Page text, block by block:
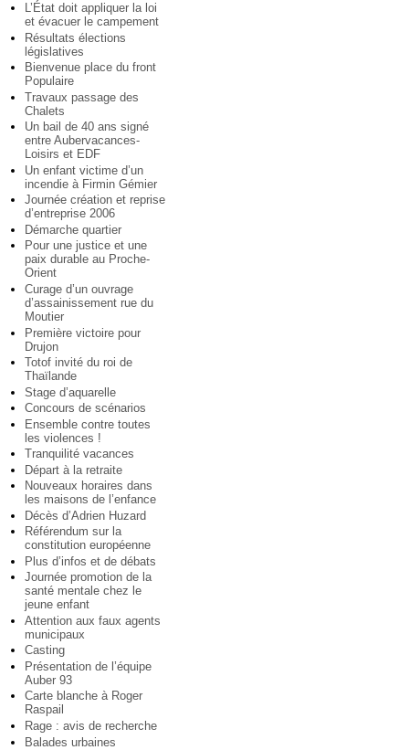
L’État doit appliquer la loi
et évacuer le campement
Résultats élections
législatives
Bienvenue place du front
Populaire
Travaux passage des
Chalets
Un bail de 40 ans signé
entre Aubervacances-
Loisirs et EDF
Un enfant victime d’un
incendie à Firmin Gémier
Journée création et reprise
d’entreprise 2006
Démarche quartier
Pour une justice et une
paix durable au Proche-
Orient
Curage d’un ouvrage
d’assainissement rue du
Moutier
Première victoire pour
Drujon
Totof invité du roi de
Thaïlande
Stage d’aquarelle
Concours de scénarios
Ensemble contre toutes
les violences !
Tranquilité vacances
Départ à la retraite
Nouveaux horaires dans
les maisons de l’enfance
Décès d’Adrien Huzard
Référendum sur la
constitution européenne
Plus d’infos et de débats
Journée promotion de la
santé mentale chez le
jeune enfant
Attention aux faux agents
municipaux
Casting
Présentation de l’équipe
Auber 93
Carte blanche à Roger
Raspail
Rage : avis de recherche
Balades urbaines